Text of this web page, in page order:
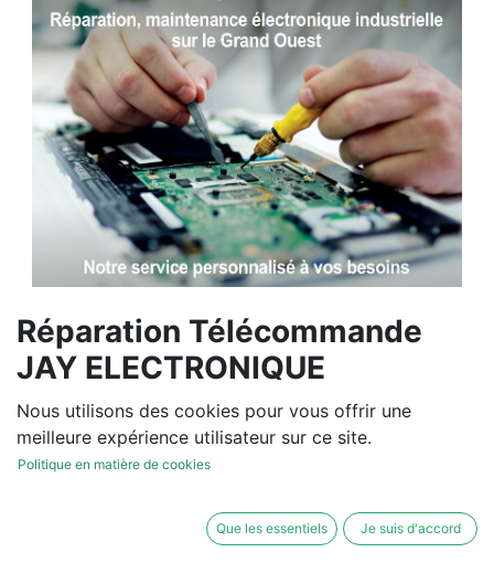
Réparation Télécommande
JAY ELECTRONIQUE
ORELD2SL1
Vous souhaitez un devis de
réparation ou de vente, un
diagnostic sur site?
Nous utilisons des cookies pour vous offrir une
meilleure expérience utilisateur sur ce site.
Politique en matière de cookies
Que les essentiels Je suis d'accord